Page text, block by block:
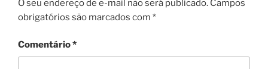
O seu endereço de e-mail não será publicado. Campos
obrigatórios são marcados com *
Comentário*